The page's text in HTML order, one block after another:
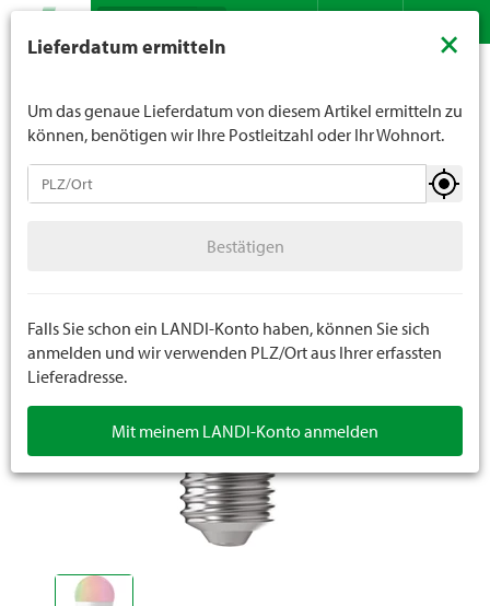
Suche
Beleuchtung
Taschenlampen
Solarlampen
Lieferdatum ermitteln ×
Um das genaue Lieferdatum von diesem Artikel ermitteln zu
können, benötigen wir Ihre Postleitzahl oder Ihr Wohnort.
Bestätigen
Falls Sie schon ein LANDI-Konto haben, können Sie sich
anmelden und wir verwenden PLZ/Ort aus Ihrer erfassten
Lieferadresse.
Mit meinem LANDI-Konto anmelden
unter 16 Jahren. Für Spirituosen gilt die Altersgrenze von
Sie uns verbindlich Ihr Alter an.